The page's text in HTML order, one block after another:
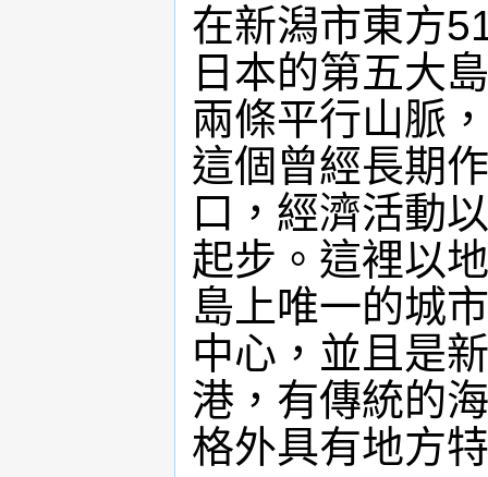
在新潟市東方
日本的第五大
兩條平行山脈
這個曾經長期
口，經濟活動
起步。這裡以
島上唯一的城
中心，並且是
港，有傳統的
格外具有地方